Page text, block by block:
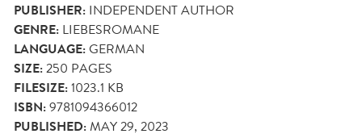
PUBLISHER: INDEPENDENT AUTHOR
GENRE: LIEBESROMANE
LANGUAGE:GERMAN
SIZE:250 PAGES
FILESIZE:1023.1 KB
ISBN:9781094366012
PUBLISHED:MAY 29, 2023